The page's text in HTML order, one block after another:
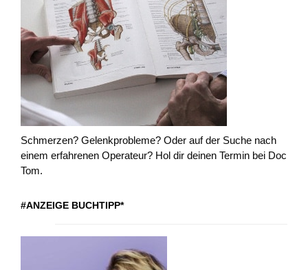
Schmerzen? Gelenkprobleme? Oder auf der Suche nach
einem erfahrenen Operateur? Hol dir deinen Termin bei Doc
Tom.
#ANZEIGE BUCHTIPP*